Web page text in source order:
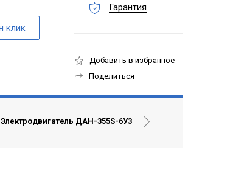
Гарантия
Добавить в избранное
Поделиться
Электродвигатель ДАН-355S-6У3